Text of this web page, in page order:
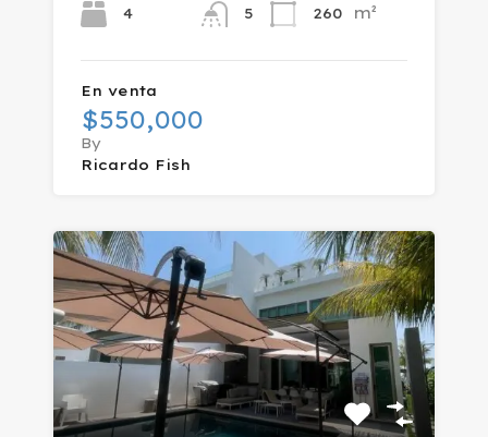
4
5
260
m²
En venta
$550,000
By
Ricardo Fish